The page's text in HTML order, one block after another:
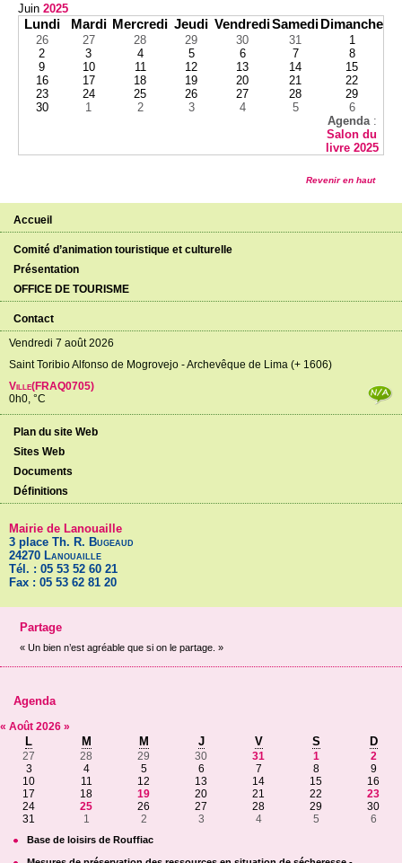
Juin 2025
Lundi Mardi Mercredi Jeudi VendrediSamedi Dimanche
26 27 28 29 30 31
1
2
3 4 5 6 7
8
9
10 11 12 13 14
15
16
17 18 19 20 21
22
23
24 25 26 27 28
29
30
1 2 3 4 5
6
Agenda:
Salon du
livre 2025
Revenir en haut
Accueil
Comité d’animation touristique et culturelle
Présentation
OFFICE DE TOURISME
Contact
Vendredi 7 août 2026
Saint Toribio Alfonso de Mogrovejo - Archevêque de Lima (+ 1606)
Ville(FRAQ0705)
0h0, °C
Plan du site Web
Sites Web
Documents
Définitions
Mairie de Lanouaille
3 place Th. R. Bugeaud
24270 Lanouaille
Tél. : 05 53 52 60 21
Fax : 05 53 62 81 20
Partage
« Un bien n’est agréable que si on le partage. »
Agenda
« Août 2026 »
L M M J V S D
27 28 29 30 31 1
2
3
4 5 6 7 8
9
10
11 12 13 14 15
16
17
18 19 20 21 22
23
24
25 26 27 28 29
30
31
1 2 3 4 5 6
Base de loisirs de Rouffiac